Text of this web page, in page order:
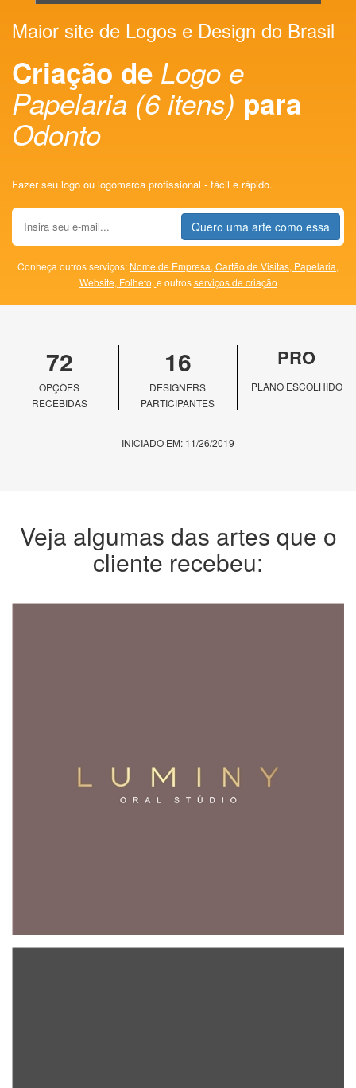
Maior site de Logos e Design do Brasil
Criação de Logo e
Papelaria (6 itens) para
Odonto
Fazer seu logo ou logomarca profissional - fácil e rápido.
Quero uma arte como essa
Conheça outros serviços: Nome de Empresa, Cartão de Visitas, Papelaria,
Website, Folheto, e outrosserviços de criação
72
OPÇÕES
RECEBIDAS
16
DESIGNERS
PARTICIPANTES
PRO
PLANO ESCOLHIDO
INICIADO EM: 11/26/2019
Veja algumas das artes que o
cliente recebeu: